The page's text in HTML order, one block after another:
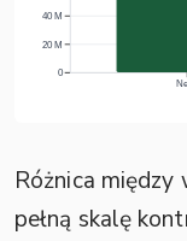
Różnica
pełną skalę